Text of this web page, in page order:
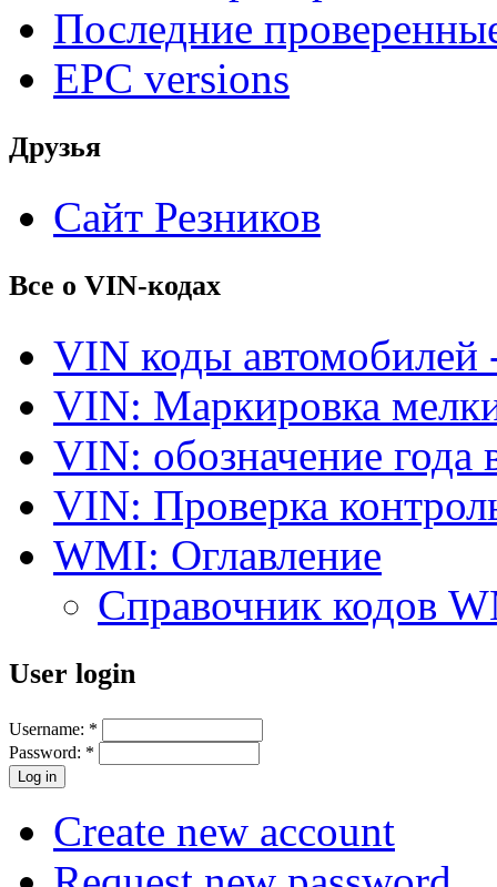
Последние
EPC versions
Друзья
Сайт Резников
Все о VIN-кодах
VIN коды автомобилей
VIN: Маркировка
VIN: обозначение года
VIN: Проверка
WMI: Оглавление
Справочник кодов
User login
Username: *
Password: *
Create new account